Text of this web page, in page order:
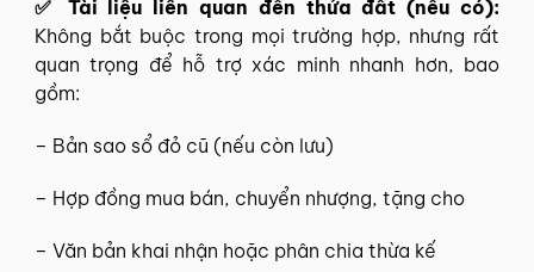
✅ Tài liệu liên quan đến thửa đất (nếu có):
Không bắt buộc trong mọi trường hợp, nhưng rất
quan trọng để hỗ trợ xác minh nhanh hơn, bao
gồm:
– Bản sao sổ đỏ cũ (nếu còn lưu)
– Hợp đồng mua bán, chuyển nhượng, tặng cho
– Văn bản khai nhận hoặc phân chia thừa kế